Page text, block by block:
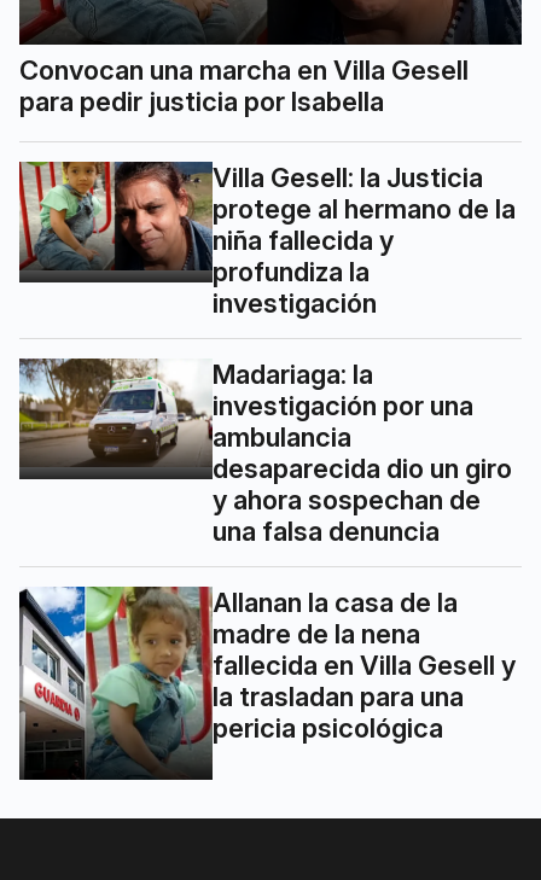
Convocan una marcha en Villa Gesell
para pedir justicia por Isabella
Villa Gesell: la Justicia
protege al hermano de la
niña fallecida y
profundiza la
investigación
Madariaga: la
investigación por una
ambulancia
desaparecida dio un giro
y ahora sospechan de
una falsa denuncia
Allanan la casa de la
madre de la nena
fallecida en Villa Gesell y
la trasladan para una
pericia psicológica